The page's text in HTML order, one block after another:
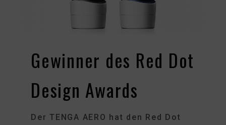
Gewinner des Red Dot
Design Awards
Der TENGA AERO hat den Red Dot